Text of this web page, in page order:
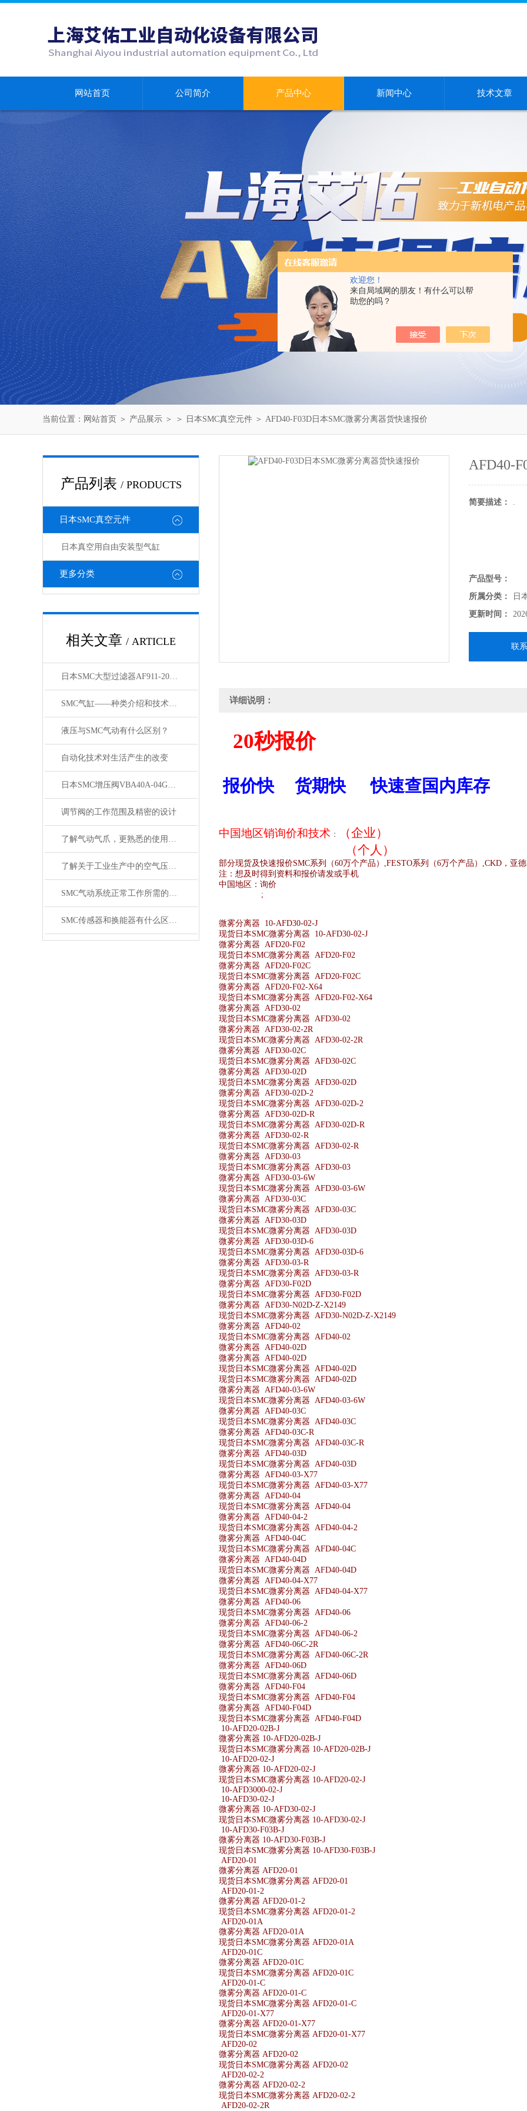
欢迎您！
来自局域网的朋友！有什么可以帮
助您的吗？
网站首页 公司简介 产品中心 新闻中心 技术文章
当前位置： 网站首页 ＞ 产品展示 ＞ ＞ 日本SMC真空元件 ＞ AFD40-F03D日本SMC微雾分离器货快速报价
产品列表 / PRODUCTS
日本SMC真空元件
日本真空用自由安装型气缸
更多分类
相关文章 / ARTICLE
日本SMC大型过滤器AF911-20和AF60-10的区别
SMC气缸——种类介绍和技术资料
液压与SMC气动有什么区别？
自动化技术对生活产生的改变
日本SMC增压阀VBA40A-04GN和VBA42A-04GN 及VBA43A-04GN
调节阀的工作范围及精密的设计
了解气动气爪，更熟悉的使用SMC齐气动气爪
了解关于工业生产中的空气压缩机应用
SMC气动系统正常工作所需的技术要求
SMC传感器和换能器有什么区别？
AFD40-
简要描述： .
产品型号：
所属分类：
日
更新时间：
联
详细说明：
20秒报价
报价快 货期快 快速查国内库存
中国地区销询价和技术 ：
（企业）
（个人）
部分现货及快速报价SMC系列（60万个产品） ,FESTO系列（6万个产品） ,CKD ，亚
注：想及时得到资料和报价请发或手机
中国地区： 询价
;
微雾分离器 10-AFD30-02-J
现货日本SMC微雾分离器 10-AFD30-02-J
微雾分离器 AFD20-F02
现货日本SMC微雾分离器 AFD20-F02
微雾分离器 AFD20-F02C
现货日本SMC微雾分离器 AFD20-F02C
微雾分离器 AFD20-F02-X64
现货日本SMC微雾分离器 AFD20-F02-X64
微雾分离器 AFD30-02
现货日本SMC微雾分离器 AFD30-02
微雾分离器 AFD30-02-2R
现货日本SMC微雾分离器 AFD30-02-2R
微雾分离器 AFD30-02C
现货日本SMC微雾分离器 AFD30-02C
微雾分离器 AFD30-02D
现货日本SMC微雾分离器 AFD30-02D
微雾分离器 AFD30-02D-2
现货日本SMC微雾分离器 AFD30-02D-2
微雾分离器 AFD30-02D-R
现货日本SMC微雾分离器 AFD30-02D-R
微雾分离器 AFD30-02-R
现货日本SMC微雾分离器 AFD30-02-R
微雾分离器 AFD30-03
现货日本SMC微雾分离器 AFD30-03
微雾分离器 AFD30-03-6W
现货日本SMC微雾分离器 AFD30-03-6W
微雾分离器 AFD30-03C
现货日本SMC微雾分离器 AFD30-03C
微雾分离器 AFD30-03D
现货日本SMC微雾分离器 AFD30-03D
微雾分离器 AFD30-03D-6
现货日本SMC微雾分离器 AFD30-03D-6
微雾分离器 AFD30-03-R
现货日本SMC微雾分离器 AFD30-03-R
微雾分离器 AFD30-F02D
现货日本SMC微雾分离器 AFD30-F02D
微雾分离器 AFD30-N02D-Z-X2149
现货日本SMC微雾分离器 AFD30-N02D-Z-X2149
微雾分离器 AFD40-02
现货日本SMC微雾分离器 AFD40-02
微雾分离器 AFD40-02D
微雾分离器 AFD40-02D
现货日本SMC微雾分离器 AFD40-02D
现货日本SMC微雾分离器 AFD40-02D
微雾分离器 AFD40-03-6W
现货日本SMC微雾分离器 AFD40-03-6W
微雾分离器 AFD40-03C
现货日本SMC微雾分离器 AFD40-03C
微雾分离器 AFD40-03C-R
现货日本SMC微雾分离器 AFD40-03C-R
微雾分离器 AFD40-03D
现货日本SMC微雾分离器 AFD40-03D
微雾分离器 AFD40-03-X77
现货日本SMC微雾分离器 AFD40-03-X77
微雾分离器 AFD40-04
现货日本SMC微雾分离器 AFD40-04
微雾分离器 AFD40-04-2
现货日本SMC微雾分离器 AFD40-04-2
微雾分离器 AFD40-04C
现货日本SMC微雾分离器 AFD40-04C
微雾分离器 AFD40-04D
现货日本SMC微雾分离器 AFD40-04D
微雾分离器 AFD40-04-X77
现货日本SMC微雾分离器 AFD40-04-X77
微雾分离器 AFD40-06
现货日本SMC微雾分离器 AFD40-06
微雾分离器 AFD40-06-2
现货日本SMC微雾分离器 AFD40-06-2
微雾分离器 AFD40-06C-2R
现货日本SMC微雾分离器 AFD40-06C-2R
微雾分离器 AFD40-06D
现货日本SMC微雾分离器 AFD40-06D
微雾分离器 AFD40-F04
现货日本SMC微雾分离器 AFD40-F04
微雾分离器 AFD40-F04D
现货日本SMC微雾分离器 AFD40-F04D
10-AFD20-02B-J
微雾分离器 10-AFD20-02B-J
现货日本SMC微雾分离器 10-AFD20-02B-J
10-AFD20-02-J
微雾分离器 10-AFD20-02-J
现货日本SMC微雾分离器 10-AFD20-02-J
10-AFD3000-02-J
10-AFD30-02-J
微雾分离器 10-AFD30-02-J
现货日本SMC微雾分离器 10-AFD30-02-J
10-AFD30-F03B-J
微雾分离器 10-AFD30-F03B-J
现货日本SMC微雾分离器 10-AFD30-F03B-J
AFD20-01
微雾分离器 AFD20-01
现货日本SMC微雾分离器 AFD20-01
AFD20-01-2
微雾分离器 AFD20-01-2
现货日本SMC微雾分离器 AFD20-01-2
AFD20-01A
微雾分离器 AFD20-01A
现货日本SMC微雾分离器 AFD20-01A
AFD20-01C
微雾分离器 AFD20-01C
现货日本SMC微雾分离器 AFD20-01C
AFD20-01-C
微雾分离器 AFD20-01-C
现货日本SMC微雾分离器 AFD20-01-C
AFD20-01-X77
微雾分离器 AFD20-01-X77
现货日本SMC微雾分离器 AFD20-01-X77
AFD20-02
微雾分离器 AFD20-02
现货日本SMC微雾分离器 AFD20-02
AFD20-02-2
微雾分离器 AFD20-02-2
现货日本SMC微雾分离器 AFD20-02-2
AFD20-02-2R